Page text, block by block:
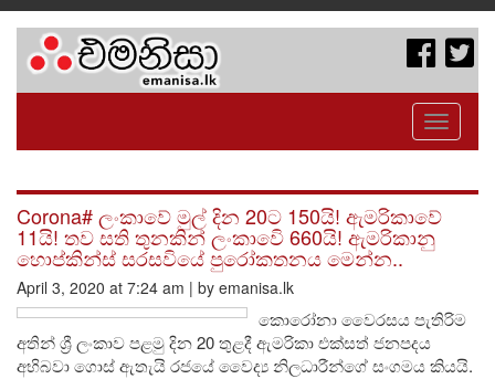
Toggle
Corona# ලංකාවේ මුල් දින 20ට 150යි! ඇමරිකාවේ
11යි! තව සති තුනකින් ලංකාවෙි 660යි! ඇමරිකානු
හොප්කින්ස් සරසවියේ පුරෝකතනය මෙන්න..
April 3, 2020 at 7:24 am | by emanisa.lk
කොරෝනා වෛරසය පැතිරිම
අතින් ශ්‍රී ලංකාව පළමු දින 20 තුළදී ඇමරිකා එක්සත් ජනපදය
අභිබවා ගොස් ඇතැයි රජයේ වෛද්‍ය නිලධාරීන්ගේ සංගමය කියයි.